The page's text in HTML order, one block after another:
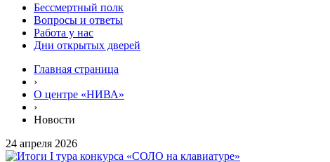
Бессмертный полк
Вопросы и ответы
Работа у нас
Дни открытых дверей
Главная страница
›
О центре «НИВА»
›
Новости
24 апреля 2026